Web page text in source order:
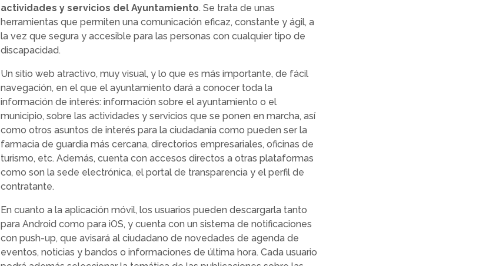
actividades y servicios del Ayuntamiento. Se trata de unas
herramientas que permiten una comunicación eficaz, constante y ágil, a
la vez que segura y accesible para las personas con cualquier tipo de
discapacidad.
Un sitio web atractivo, muy visual, y lo que es más importante, de fácil
navegación, en el que el ayuntamiento dará a conocer toda la
información de interés: información sobre el ayuntamiento o el
municipio, sobre las actividades y servicios que se ponen en marcha, así
como otros asuntos de interés para la ciudadanía como pueden ser la
farmacia de guardia más cercana, directorios empresariales, oficinas de
turismo, etc. Además, cuenta con accesos directos a otras plataformas
como son la sede electrónica, el portal de transparencia y el perfil de
contratante.
En cuanto a la aplicación móvil, los usuarios pueden descargarla tanto
para Android como para iOS, y cuenta con un sistema de notificaciones
con push-up, que avisará al ciudadano de novedades de agenda de
eventos, noticias y bandos o informaciones de última hora. Cada usuario